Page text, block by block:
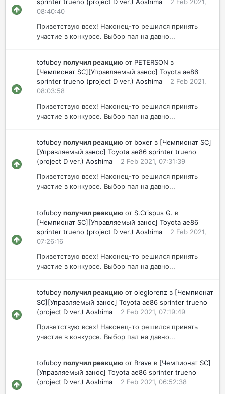
08:40:40
Приветствую всех! Наконец-то решился принять
участие в конкурсе. Выбор пал на давно...
tofuboy получил реакцию от PETERSON в
[Чемпионат SC][Управляемый занос] Toyota ae86
sprinter trueno (project D ver.) Aoshima
2 Feb 2021,
08:03:58
Приветствую всех! Наконец-то решился принять
участие в конкурсе. Выбор пал на давно...
tofuboy получил реакцию от boxer в [Чемпионат SC]
[Управляемый занос] Toyota ae86 sprinter trueno
(project D ver.) Aoshima
2 Feb 2021, 07:31:39
Приветствую всех! Наконец-то решился принять
участие в конкурсе. Выбор пал на давно...
tofuboy получил реакцию от S.Crispus G. в
[Чемпионат SC][Управляемый занос] Toyota ae86
sprinter trueno (project D ver.) Aoshima
2 Feb 2021,
07:26:16
Приветствую всех! Наконец-то решился принять
участие в конкурсе. Выбор пал на давно...
tofuboy получил реакцию от oleglorenz в [Чемпионат
SC][Управляемый занос] Toyota ae86 sprinter trueno
(project D ver.) Aoshima
2 Feb 2021, 07:19:49
Приветствую всех! Наконец-то решился принять
участие в конкурсе. Выбор пал на давно...
tofuboy получил реакцию от Brave в [Чемпионат SC]
[Управляемый занос] Toyota ae86 sprinter trueno
(project D ver.) Aoshima
2 Feb 2021, 06:52:38